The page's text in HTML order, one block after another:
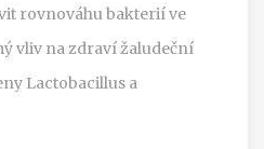
rovnováhu bakterií ve
vliv na zdraví žaludeční
Lactobacillus a